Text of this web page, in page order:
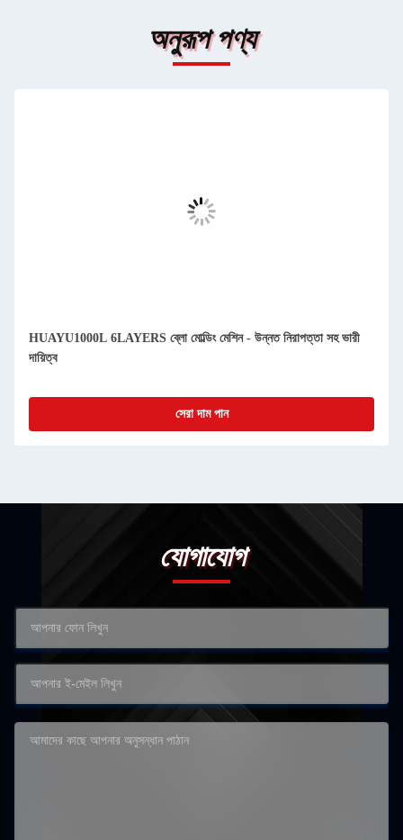
অনুরূপ পণ্য
HUAYU1000L 6LAYERS ব্লো মোল্ডিং মেশিন - উন্নত নিরাপত্তা সহ ভারী
দায়িত্ব
সেরা দাম পান
যোগাযোগ